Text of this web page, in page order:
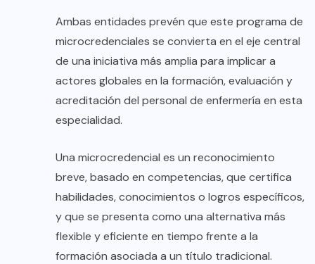
Ambas entidades prevén que este programa de
microcredenciales se convierta en el eje central
de una iniciativa más amplia para implicar a
actores globales en la formación, evaluación y
acreditación del personal de enfermería en esta
especialidad.
Una microcredencial es un reconocimiento
breve, basado en competencias, que certifica
habilidades, conocimientos o logros específicos,
y que se presenta como una alternativa más
flexible y eficiente en tiempo frente a la
formación asociada a un título tradicional.